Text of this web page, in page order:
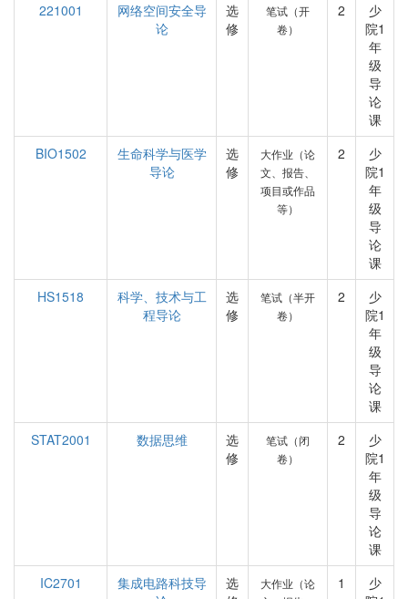
221001
网络空间安全导
论
选
修
笔试（开
卷）
2
少
院1
年
级
导
论
课
BIO1502
生命科学与医学
导论
选
修
大作业（论
文、报告、
项目或作品
等）
2
少
院1
年
级
导
论
课
HS1518
科学、技术与工
程导论
选
修
笔试（半开
卷）
2
少
院1
年
级
导
论
课
STAT2001
数据思维
选
修
笔试（闭
卷）
2
少
院1
年
级
导
论
课
IC2701
集成电路科技导
选
大作业（论
1
少